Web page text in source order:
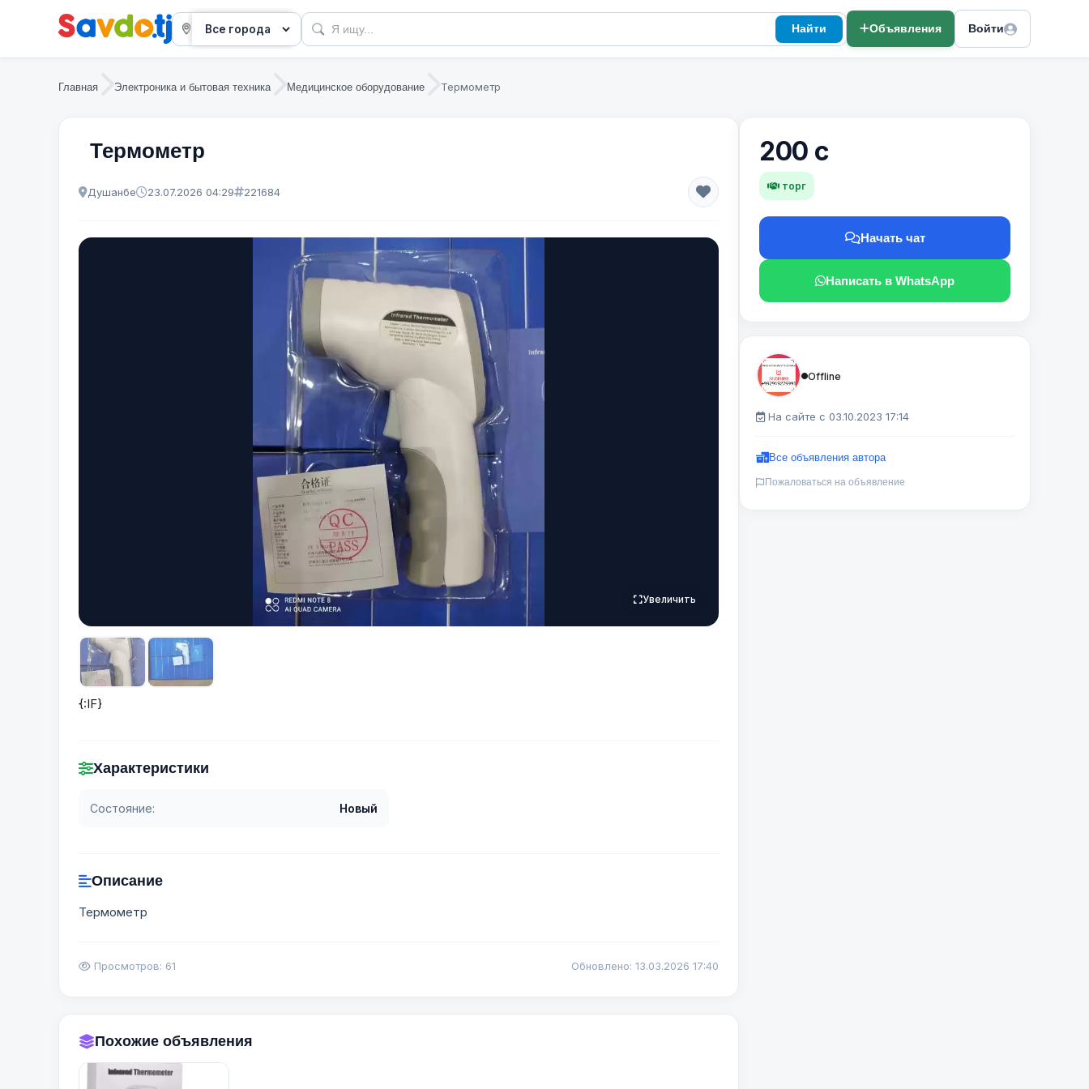
Найти Объявления Войти
Главная Электроника и бытовая техника Медицинское оборудование Термометр
Термометр
Душанбе 23.07.2026 04:29 221684
Увеличить
{:IF}
Характеристики
Состояние: Новый
Описание
Термометр
Просмотров: 61 Обновлено: 13.03.2026 17:40
Похожие объявления
200 с
торг
Начать чат
Написать в WhatsApp
Offline
На сайте с 03.10.2023 17:14
Все объявления автора
Пожаловаться на объявление